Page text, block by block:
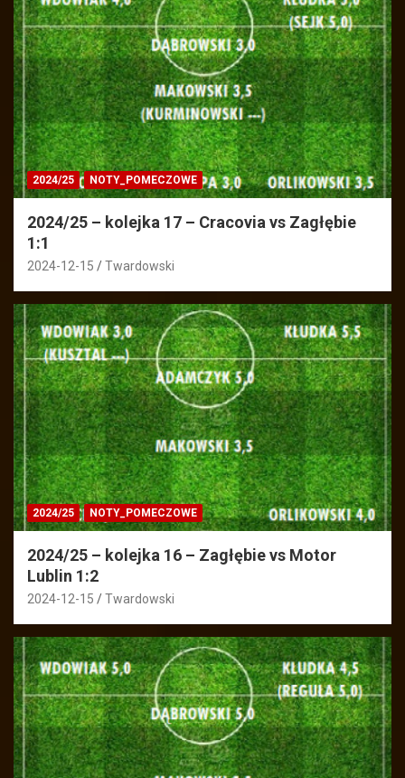
2024/25 NOTY_POMECZOWE
2024/25 – kolejka 17 – Cracovia vs Zagłębie
1:1
2024-12-15 Twardowski
2024/25 NOTY_POMECZOWE
2024/25 – kolejka 16 – Zagłębie vs Motor
Lublin 1:2
2024-12-15 Twardowski